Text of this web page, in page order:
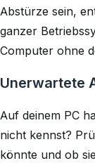
Abstürze sein,
ganzer
Computer ohne
Unerwartete
Auf deinem PC
nicht kennst?
könnte und ob